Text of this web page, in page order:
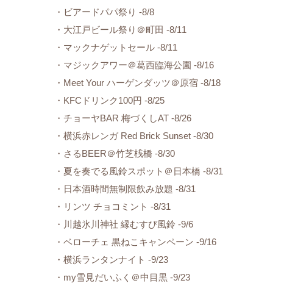
・ビアードパパ祭り -8/8
・大江戸ビール祭り＠町田 -8/11
・マックナゲットセール -8/11
・マジックアワー＠葛西臨海公園 -8/16
・Meet Your ハーゲンダッツ＠原宿 -8/18
・KFCドリンク100円 -8/25
・チョーヤBAR 梅づくしAT -8/26
・横浜赤レンガ Red Brick Sunset -8/30
・さるBEER＠竹芝桟橋 -8/30
・夏を奏でる風鈴スポット＠日本橋 -8/31
・日本酒時間無制限飲み放題 -8/31
・リンツ チョコミント -8/31
・川越氷川神社 縁むすび風鈴 -9/6
・ベローチェ 黒ねこキャンペーン -9/16
・横浜ランタンナイト -9/23
・my雪見だいふく＠中目黒 -9/23